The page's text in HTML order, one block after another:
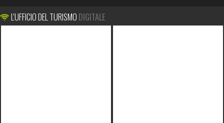
L'UFFICIO DEL TURISMO DIGITALE